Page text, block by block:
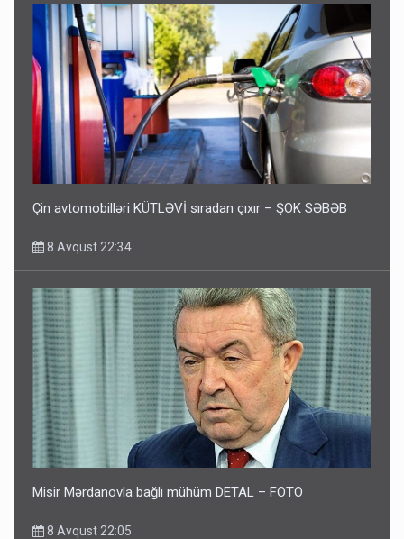
Çin avtomobilləri KÜTLƏVİ sıradan çıxır – ŞOK SƏBƏB
8 Avqust 22:34
Misir Mərdanovla bağlı mühüm DETAL – FOTO
8 Avqust 22:05